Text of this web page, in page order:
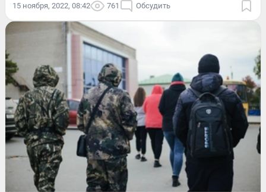
15 ноября, 2022, 08:42 761 Обсудить